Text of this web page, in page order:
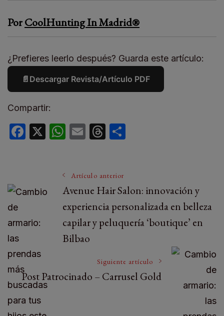
PorCoolHunting In Madrid®
¿Prefieres leerlo después? Guarda este artículo:
📄 Descargar Revista/Artículo PDF
Compartir:
Facebook
X WhatsApp
EmailThreads
Artículo anterior
Avenue Hair Salon: innovación y
experiencia personalizada en belleza
capilar y peluquería ‘boutique’ en
Bilbao
Siguiente artículo
Post Patrocinado – Carrusel Gold